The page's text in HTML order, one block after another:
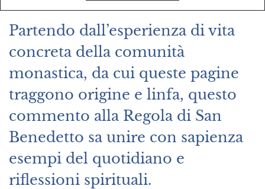
Partendo dall’esperienza di vita
concreta della comunità
monastica, da cui queste pagine
traggono origine e linfa, questo
commento alla Regola di San
Benedetto sa unire con sapienza
esempi del quotidiano e
riflessioni spirituali.